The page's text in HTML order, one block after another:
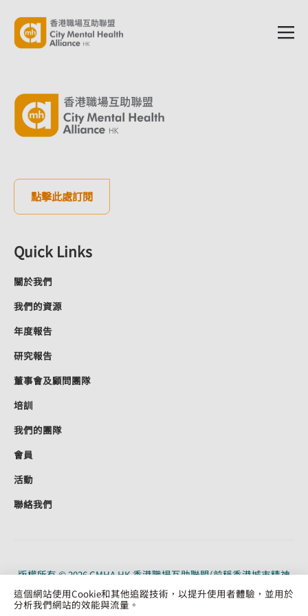
Quick Links
關於我們
我們的資源
年度報告
研究報告
董事會及顧問團隊
培訓
我們的團隊
會員
活動
聯絡我們
點擊此處訂閱
版權所有 © 2026 CMHA HK 香港職場互助聯盟(前稱香港城市精神
健康聯盟)。CMHA HK 是根據《稅務條例》（91/19956）第 88 條獲
認可的慈善機構。保留所有權利。
這個網站使用Cookie和其他追蹤技術，以提升使用者體驗，並用於
分析我們網站的效能與流量。